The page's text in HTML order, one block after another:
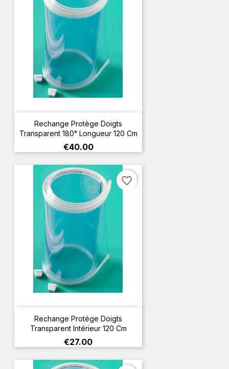
Rechange Protège Doigts
Transparent 180° Longueur 120 Cm
Price
€40.00
Rechange Protége Doigts
Transparent Intérieur 120 Cm
Price
€27.00
favorite_border